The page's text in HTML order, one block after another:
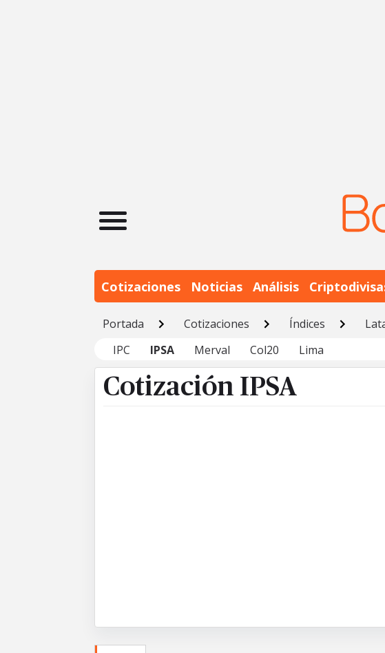
Cotizaciones Noticias Análisis
Portada Cotizaciones Índices
IPC
IPSA Merval Col20 Lima
Cotización IPSA